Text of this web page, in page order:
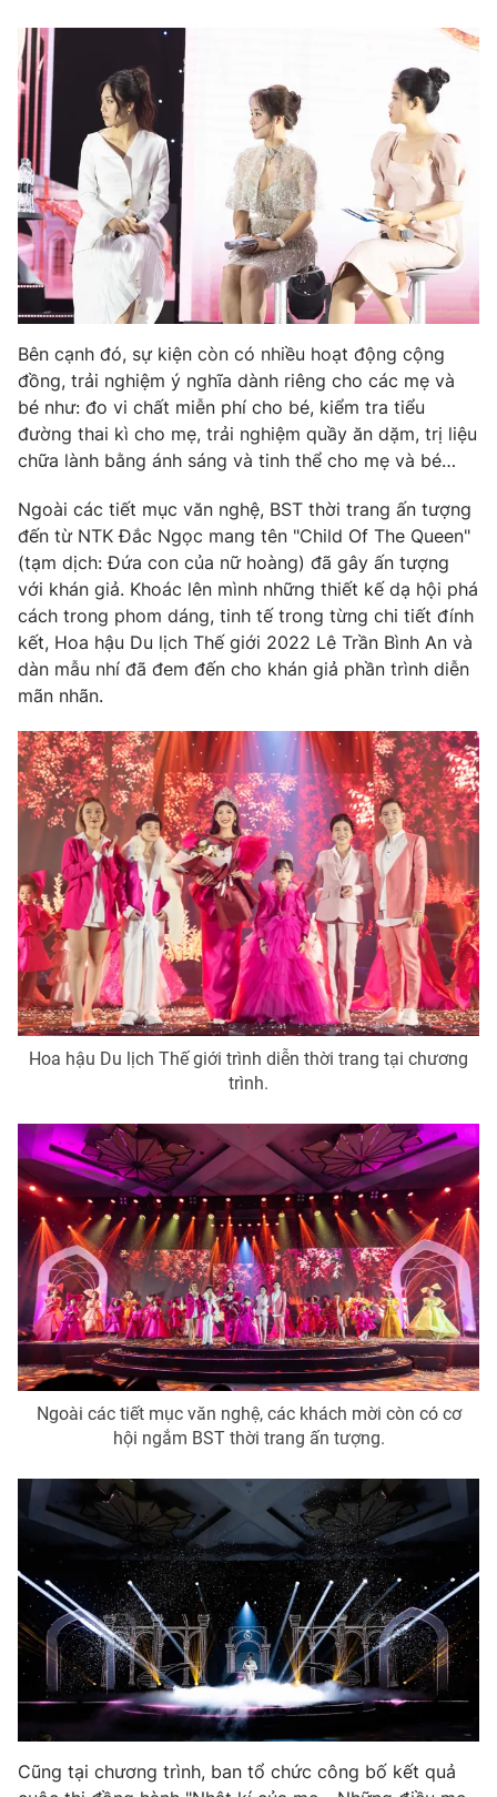
Bên cạnh đó, sự kiện còn có nhiều hoạt động cộng
đồng, trải nghiệm ý nghĩa dành riêng cho các mẹ và
bé như: đo vi chất miễn phí cho bé, kiểm tra tiểu
đường thai kì cho mẹ, trải nghiệm quầy ăn dặm, trị liệu
chữa lành bằng ánh sáng và tinh thể cho mẹ và bé…
Ngoài các tiết mục văn nghệ, BST thời trang ấn tượng
đến từ NTK Đắc Ngọc mang tên "Child Of The Queen"
(tạm dịch: Đứa con của nữ hoàng) đã gây ấn tượng
với khán giả. Khoác lên mình những thiết kế dạ hội phá
cách trong phom dáng, tinh tế trong từng chi tiết đính
kết, Hoa hậu Du lịch Thế giới 2022 Lê Trần Bình An và
dàn mẫu nhí đã đem đến cho khán giả phần trình diễn
mãn nhãn.
Hoa hậu Du lịch Thế giới trình diễn thời trang tại chương
trình.
Ngoài các tiết mục văn nghệ, các khách mời còn có cơ
hội ngắm BST thời trang ấn tượng.
Cũng tại chương trình, ban tổ chức công bố kết quả